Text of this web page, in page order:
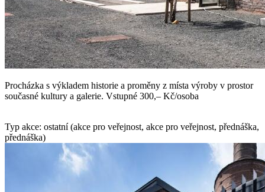
Procházka s výkladem historie a proměny z místa výroby v prostor
současné kultury a galerie. Vstupné 300,– Kč/osoba
Typ akce: ostatní (akce pro veřejnost, akce pro veřejnost, přednáška,
přednáška)